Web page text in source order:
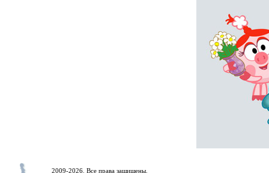
2009-2026. Все права защищены.